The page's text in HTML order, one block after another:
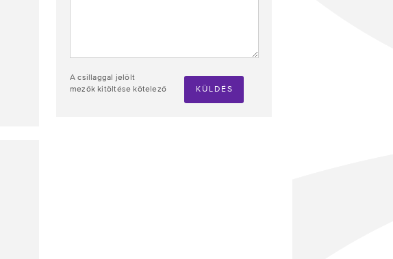
A csillaggal jelölt
mezők kitöltése kötelező
KÜLDÉS